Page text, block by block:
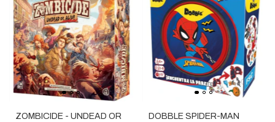
ZOMBICIDE - UNDEAD OR
DOBBLE SPIDER-MAN